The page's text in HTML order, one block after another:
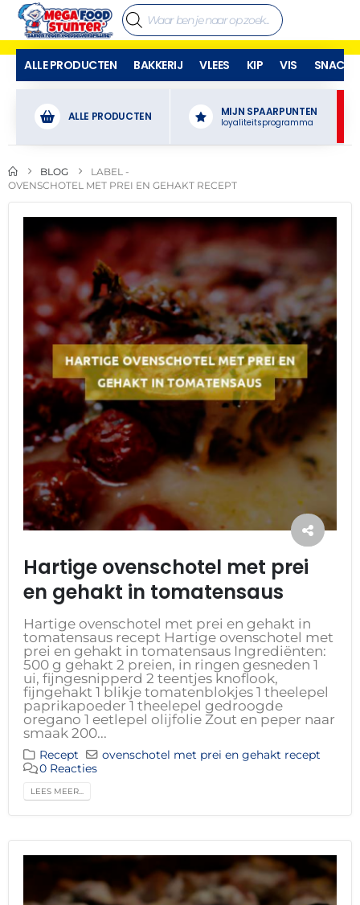
ALLE PRODUCTEN BAKKERIJ VLEES KIP VIS SNACKS
ALLE PRODUCTEN MIJN SPAARPUNTEN
loyaliteitsprogramma
BLOG
LABEL -
OVENSCHOTEL MET PREI EN GEHAKT RECEPT
Hartige ovenschotel met prei
en gehakt in tomatensaus
Hartige ovenschotel met prei en gehakt in
tomatensaus recept Hartige ovenschotel met
prei en gehakt in tomatensaus Ingrediënten:
500 g gehakt 2 preien, in ringen gesneden 1
ui, fijngesnipperd 2 teentjes knoflook,
fijngehakt 1 blikje tomatenblokjes 1 theelepel
paprikapoeder 1 theelepel gedroogde
oregano 1 eetlepel olijfolie Zout en peper naar
smaak 200...
Recept
ovenschotel met prei en gehakt recept
0 Reacties
LEES MEER...